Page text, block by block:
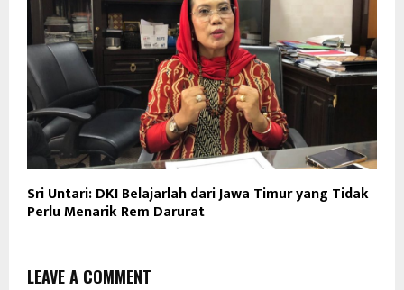
Sri Untari: DKI Belajarlah dari Jawa Timur yang Tidak
Perlu Menarik Rem Darurat
LEAVE A COMMENT